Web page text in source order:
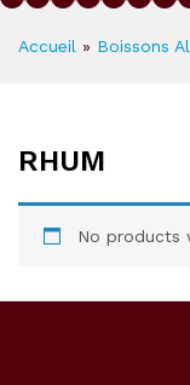
Accueil » Boissons
RHUM
No products